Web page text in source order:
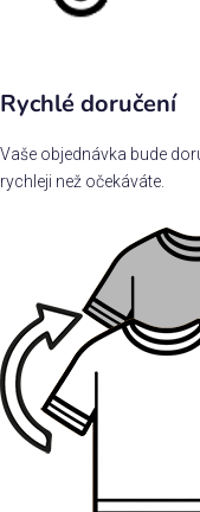
Rychlé doručení
Vaše objednávka bude
rychleji než očekáváte.